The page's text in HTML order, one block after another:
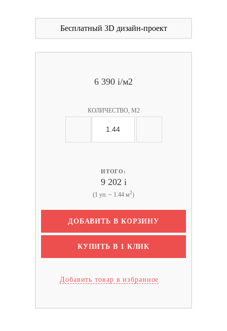
Бесплатный 3D дизайн-проект
6 390 i/м2
КОЛИЧЕСТВО, М2
ИТОГО:
9 202 i
(1 уп. ~ 1.44 м2)
ДОБАВИТЬ В КОРЗИНУ
КУПИТЬ В 1 КЛИК
Добавить товар в избранное